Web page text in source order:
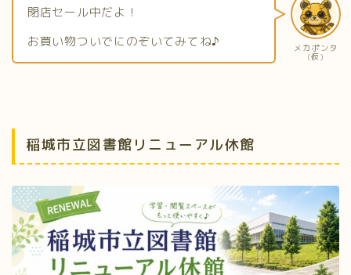
メカポンタ
(仮)
閉店セール中だよ！
お買い物ついでにのぞいてみてね♪
稲城市立図書館リニューアル休館